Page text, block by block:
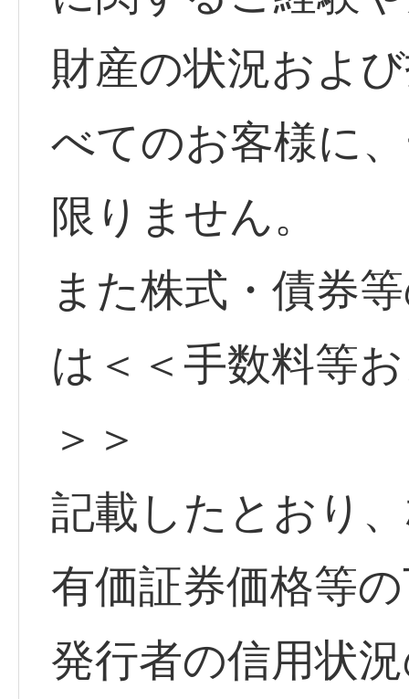
財産の状況およ
べてのお客様に
限りません。
また株式・債券
は＜＜手数料等
＞＞
記載したとおり
有価証券価格等
発行者の信用状